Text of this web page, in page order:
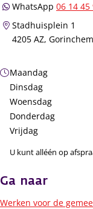
WhatsApp 06 14 45
Stadhuisplein 1
4205 AZ, Gorinchem
Openingstijden
Maandag
Dinsdag
Woensdag
Donderdag
Vrijdag
U kunt alléén op
Ga naar
Werken voor de